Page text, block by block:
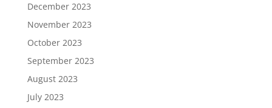
December 2023
November 2023
October 2023
September 2023
August 2023
July 2023